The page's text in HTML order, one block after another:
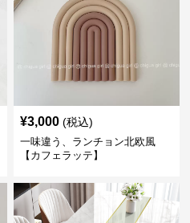
¥3,000 (税込)
一味違う、ランチョン北欧風
【カフェラッテ】